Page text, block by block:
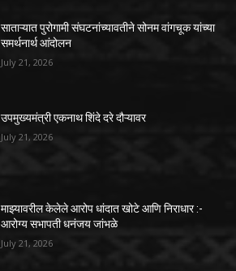
साताऱ्यात पुरोगामी संघटनांच्यावतीने सोनम वांगचूक यांच्या
समर्थनार्थ आंदोलन
July 21, 2026
उपमुख्यमंत्री एकनाथ शिंदे दरे दौऱ्यावर
July 21, 2026
माझ्यावरील केलेले आरोप धांदात खोटे आणि निराधार :-
आरोग्य सभापती धनंजय जांभळे
July 21, 2026